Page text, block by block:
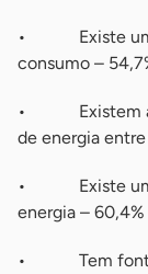
• Existe um
consumo –
• Existem
de energia
• Existe um
energia – 60,4%
• Tem fontes